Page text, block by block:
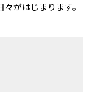
がはじまります。